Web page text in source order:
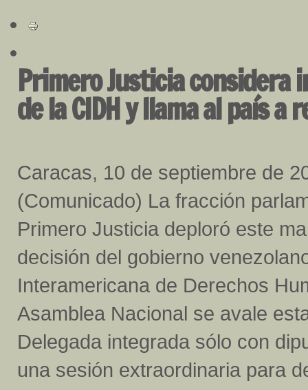
Primero Justicia considera
de la CIDH y llama al país
Caracas, 10 de septiembre de
(Comunicado) La fracción
Primero Justicia deploró este
decisión del gobierno
Interamericana de Derechos
Asamblea Nacional se avale
Delegada integrada sólo con
una sesión extraordinaria para